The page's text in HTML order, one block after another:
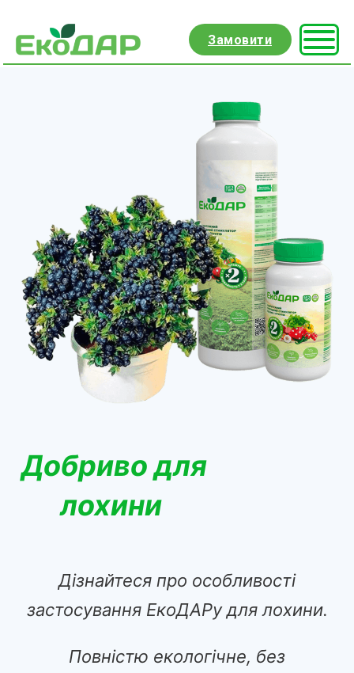
Замовити
Добриво для
лохини
Дізнайтеся про особливості
застосування ЕкоДАРу для лохини.
Повністю екологічне, без